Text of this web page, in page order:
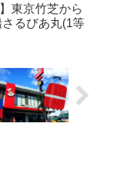
東京竹芝から
るびあ丸(1等